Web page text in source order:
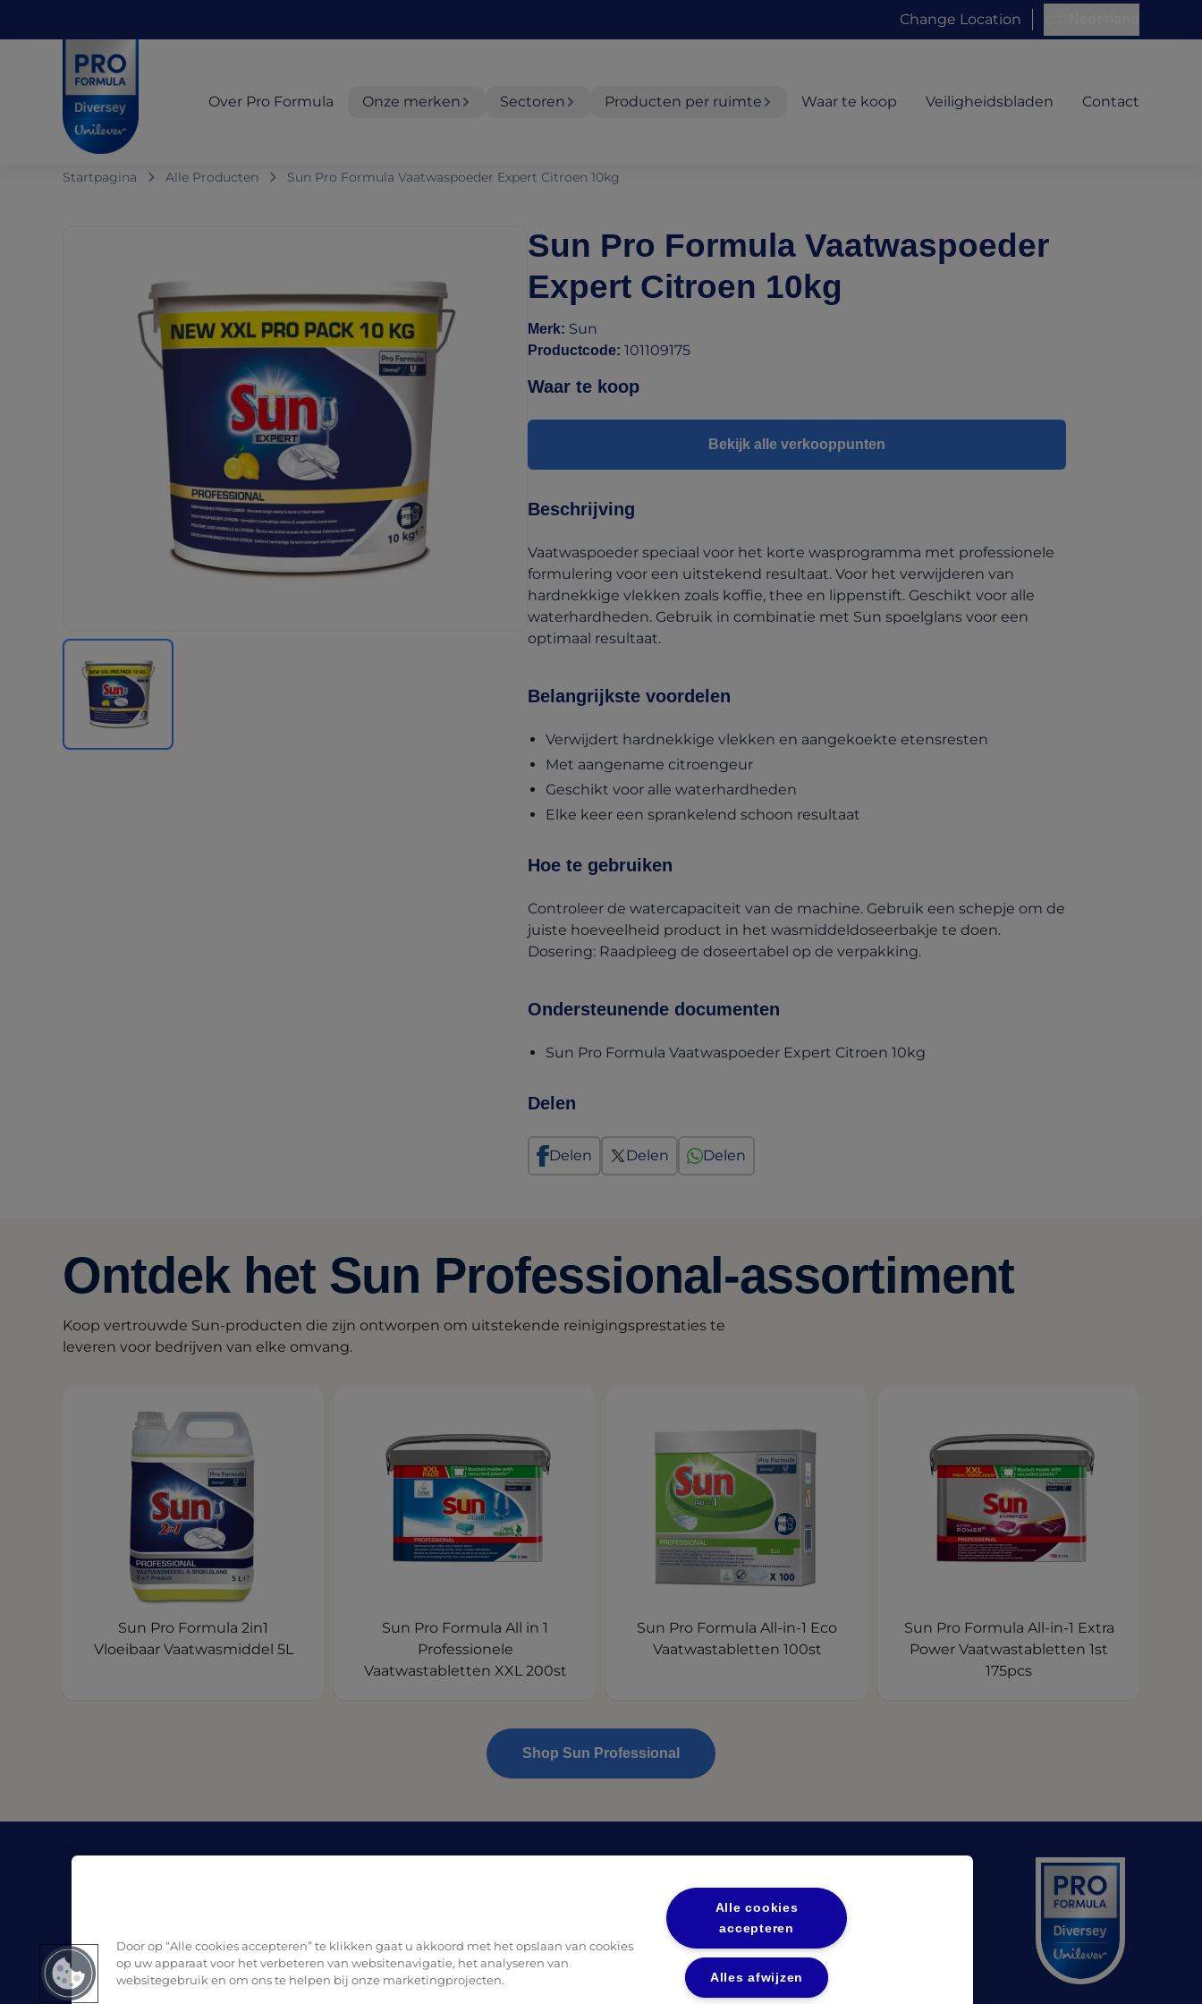
Change Location
Over Pro Formula Onze merken Sectoren Producten per ruimte Waar te koop Veiligheidsbladen Contact
Startpagina Alle Producten Sun Pro Formula Vaatwaspoeder Expert Citroen 10kg
Sun Pro Formula Vaatwaspoeder
Expert Citroen 10kg
Merk: Sun
Productcode: 101109175
Waar te koop
Bekijk alle verkooppunten
Beschrijving
Vaatwaspoeder speciaal voor het korte wasprogramma met professionele
formulering voor een uitstekend resultaat. Voor het verwijderen van
hardnekkige vlekken zoals koffie, thee en lippenstift. Geschikt voor alle
waterhardheden. Gebruik in combinatie met Sun spoelglans voor een
optimaal resultaat.
Belangrijkste voordelen
Verwijdert hardnekkige vlekken en aangekoekte etensresten
Met aangename citroengeur
Geschikt voor alle waterhardheden
Elke keer een sprankelend schoon resultaat
Hoe te gebruiken
Controleer de watercapaciteit van de machine. Gebruik een schepje om de
juiste hoeveelheid product in het wasmiddeldoseerbakje te doen.
Dosering: Raadpleeg de doseertabel op de verpakking.
Ondersteunende documenten
Sun Pro Formula Vaatwaspoeder Expert Citroen 10kg
Delen
Delen Delen Delen
Ontdek het Sun Professional-assortiment
Koop vertrouwde Sun-producten die zijn ontworpen om uitstekende reinigingsprestaties te
leveren voor bedrijven van elke omvang.
Sun Pro Formula 2in1
Vloeibaar Vaatwasmiddel 5L
Sun Pro Formula All in 1
Professionele
Vaatwastabletten XXL 200st
Sun Pro Formula All-in-1 Eco
Vaatwastabletten 100st
Sun Pro Formula All-in-1 Extra
Power Vaatwastabletten 1st
175pcs
Shop Sun Professional
Contact
Privacybeleid UL
(opens in a new tab)
Privacybeleid Diversey
(opens in a new tab)
Door op “Alle cookies accepteren” te klikken gaat u akkoord met het opslaan van cookies
op uw apparaat voor het verbeteren van websitenavigatie, het analyseren van
websitegebruik en om ons te helpen bij onze marketingprojecten.
Alle cookies
accepteren
Alles afwijzen